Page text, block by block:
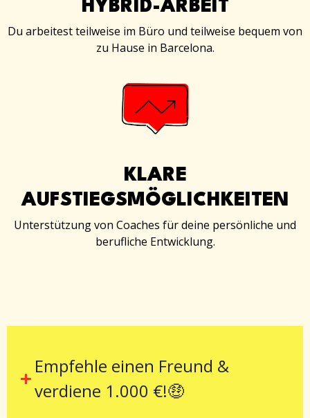
HYBRID-ARBEIT
Du arbeitest teilweise im Büro und teilweise bequem von
zu Hause in Barcelona.
KLARE
AUFSTIEGSMÖGLICHKEITEN
Unterstützung von Coaches für deine persönliche und
berufliche Entwicklung.
Empfehle einen Freund &
verdiene 1.000 €!🤑